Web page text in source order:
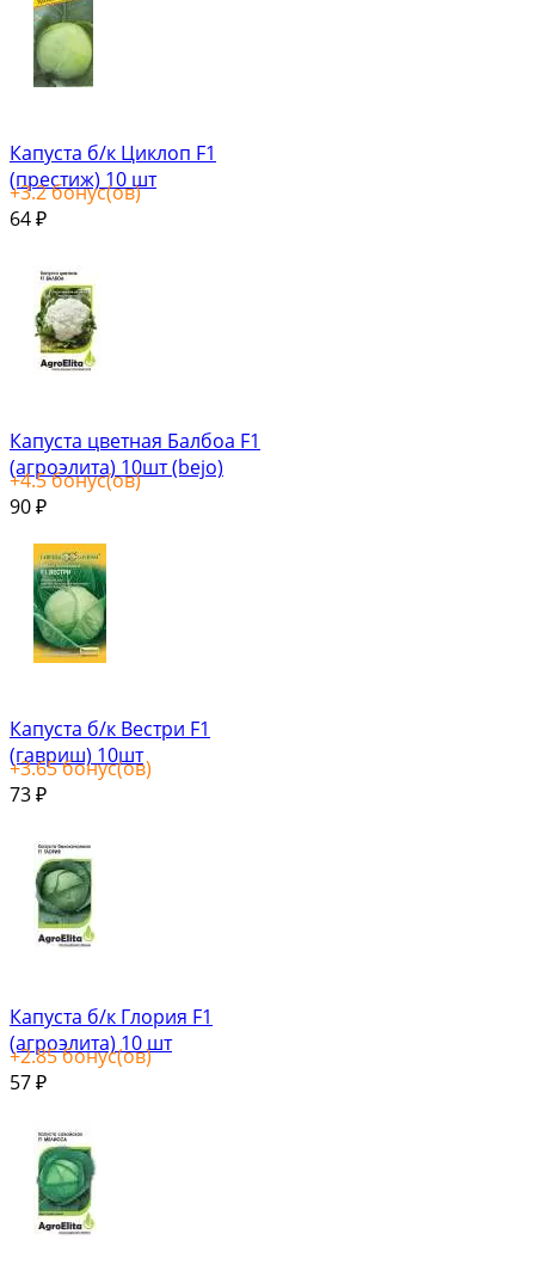
Капуста б/к Циклоп F1
(престиж) 10 шт
+3.2бонус(ов)
64 ₽
Капуста цветная Балбоа F1
(агроэлита) 10шт (bejo)
+4.5бонус(ов)
90 ₽
Капуста б/к Вестри F1
(гавриш) 10шт
+3.65бонус(ов)
73 ₽
Капуста б/к Глория F1
(агроэлита) 10 шт
+2.85бонус(ов)
57 ₽